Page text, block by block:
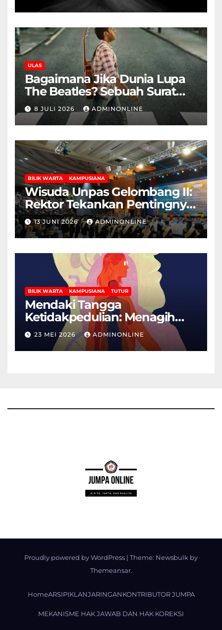
ULAS
Bagaimana Jika Dunia Lupa
The Beatles? Sebuah Surat
Cinta dan Kritik
8 JULI 2026 ADMINONLINE
BILIK WARTA KAMPUSIANA
Wisuda Unpas Gelombang II:
Rektor Tekankan Pentingnya
Sertifikasi Keahlian
13 JUNI 2026 ADMINONLINE
BILIK WARTA KAMPUSIANA TUTUR
Mendaki Tangga
Ketidakpedulian: Menagih
Hak Disabilitas yang
Terpasung di Selasar Kampus
23 MEI 2026 ADMINONLINE
Proudly powered by WordPress | Theme: Newsbulk by
Themeansar.
HomeARSIPIKLANJARINGANKONTRIBUTOR JUMPA
MEKANISME HAK JAWAB DAN HAK KOREKSI